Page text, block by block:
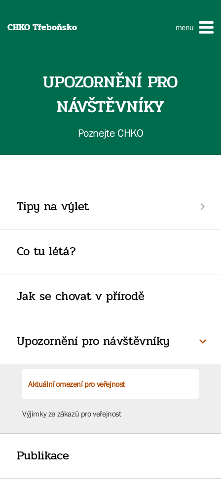
CHKO Třeboňsko menu
UPOZORNĚNÍ PRO
NÁVŠTĚVNÍKY
Poznejte CHKO
Tipy na výlet
Co tu létá?
Jak se chovat v přírodě
Upozornění pro návštěvníky
Aktuální omezení pro veřejnost
Výjimky ze zákazů pro veřejnost
Publikace